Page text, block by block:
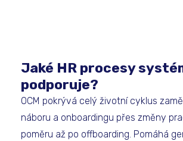
Jaké HR procesy
podporuje?
OCM pokrývá celý životní cyklus
náboru a onboardingu přes změny
poměru až po offboarding. Pomáhá